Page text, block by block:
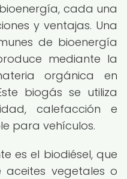
cada una
y ventajas. Una
de bioenergía
mediante la
orgánica en
biogás se utiliza
calefacción e
para vehículos.
es el biodiésel, que
vegetales o